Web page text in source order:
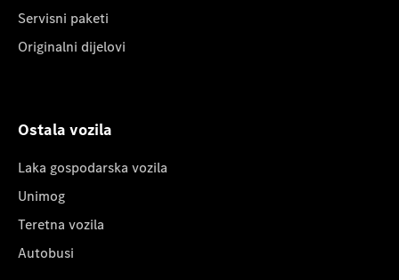
Servisni paketi
Originalni dijelovi
Ostala vozila
Laka gospodarska vozila
Unimog
Teretna vozila
Autobusi